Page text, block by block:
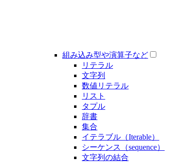
組み込み型や演算子など
リテラル
文字列
数値リテラル
リスト
タプル
辞書
集合
イテラブル（Iterable）
シーケンス（sequence）
文字列の結合